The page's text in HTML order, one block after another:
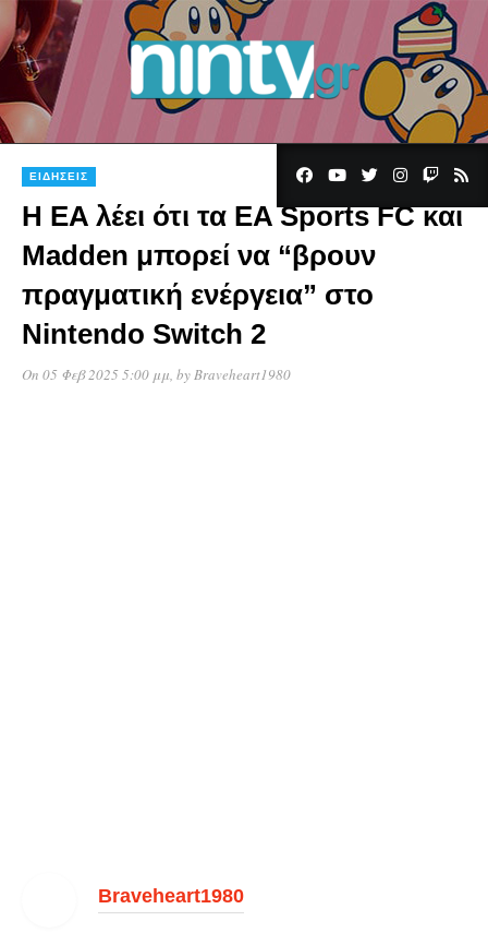
ΕΙΔΉΣΕΙΣ
Η EA λέει ότι τα EA Sports FC και
Madden μπορεί να “βρουν
πραγματική ενέργεια” στο
Nintendo Switch 2
On 05 Φεβ 2025 5:00 μμ, byBraveheart1980
Braveheart1980